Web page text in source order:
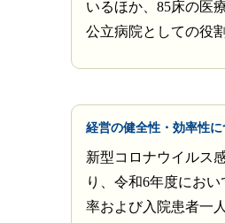
いるほか、85床の医
公立病院としての役
経営の健全性・効率性に
新型コロナウイルス
り、令和6年度にお
率および入院患者一